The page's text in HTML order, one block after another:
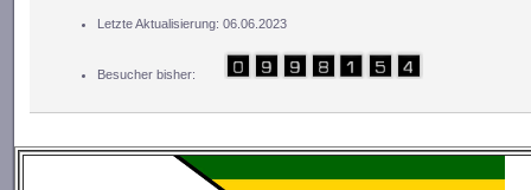
Letzte Aktualisierung: 06.06.2023
Besucher bisher: